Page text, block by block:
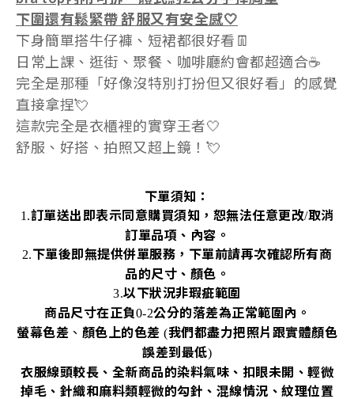
下圍還有鬆緊帶 舒服又有安全感🤍
下身簡單搭牛仔褲、短裙都很好看👖
日常上課、逛街、聚餐、咖啡廳約會都超適合☕
完全是那種「好像沒特別打扮但又很好看」的感覺
直接拿捏💘
這款完全是衣櫃裡的實穿王者🤍
舒服、好搭、拍照又超上鏡！💘
下單須知：
1.訂單送出即表示同意購買須知，恕無法任意更改/取消
訂單品項、內容。
2.下單後即無提供併單服務，下單前請再次確認所有商
品的尺寸、顏色。
3.以下狀況非瑕疵範圍
商品尺寸在正負0-2公分的落差為正常範圍內。
螢幕色差 、 顏色上的色差 (我們都盡力把照片跟實體顏色
誤差到最低)
衣服線頭較長、全新商品的染料氣味、扣眼未開、輕微
掉毛、針織和麻料類輕微的勾針、混線情況、紋理位置